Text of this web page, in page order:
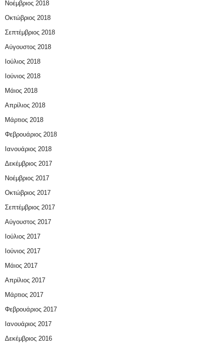
Νοέμβριος 2018
Οκτώβριος 2018
Σεπτέμβριος 2018
Αύγουστος 2018
Ιούλιος 2018
Ιούνιος 2018
Μάιος 2018
Απρίλιος 2018
Μάρτιος 2018
Φεβρουάριος 2018
Ιανουάριος 2018
Δεκέμβριος 2017
Νοέμβριος 2017
Οκτώβριος 2017
Σεπτέμβριος 2017
Αύγουστος 2017
Ιούλιος 2017
Ιούνιος 2017
Μάιος 2017
Απρίλιος 2017
Μάρτιος 2017
Φεβρουάριος 2017
Ιανουάριος 2017
Δεκέμβριος 2016